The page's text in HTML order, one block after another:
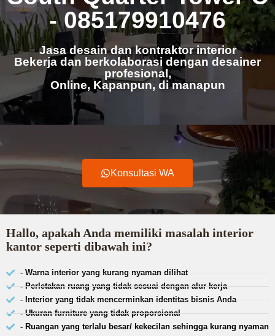
- 085179910476
Jasa desain dan kontraktor interior
Bekerja dan berkolaborasi dengan desainer
profesional,
Online, Kapanpun, di manapun
Konsultasi WA
Hallo, apakah Anda memiliki masalah interior
kantor seperti dibawah ini?
- Warna interior yang kurang nyaman dilihat
- Perletakan ruang yang tidak sesuai dengan alur kerja
- Interior yang tidak mencerminkan identitas bisnis Anda
- Ukuran furniture yang tidak proporsional
- Ruangan yang terlalu besar/ kekecilan sehingga kurang nyaman